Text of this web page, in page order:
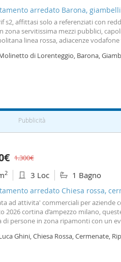
arredato Barona,
s2, affittasi solo a referenziati con
zona servitissima mezzi pubblici,
linea rossa, adiacenze
di nuovadi Lorenteggio, Barona,
Pubblicità
1.300€
2 3 Loc 1 Bagno
arredato Chiesa rossa,
ad attivita' commerciali per aziende
2026 cortina d’ampezzo milano,
di persone in zona ripamonti con un
s. A.S. Studio ripamonti Via Gallura, 2
Ghini, Chiesa Rossa, Cermenate,